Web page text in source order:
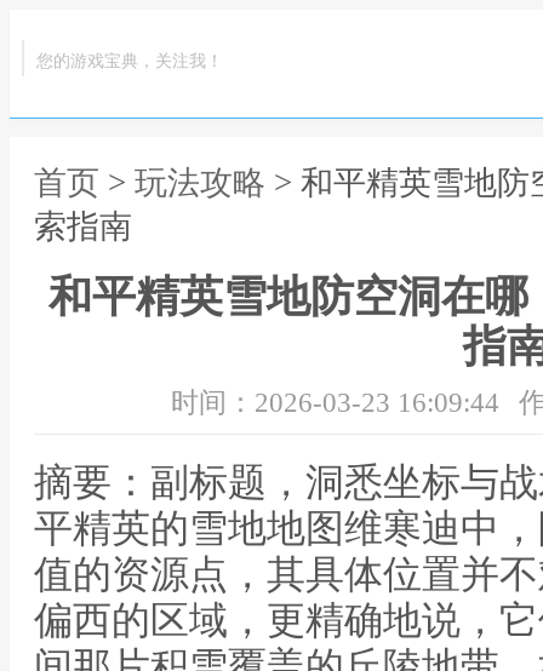
您的游戏宝典，关注我！
首页 > 玩法攻略 > 和平精英雪地
索指南
和平精英雪地防空洞在
指
时间：2026-03-23 16:09:44
摘要：副标题，洞悉坐标与
平精英的雪地地图维寒迪中
值的资源点，其具体位置并
偏西的区域，更精确地说，